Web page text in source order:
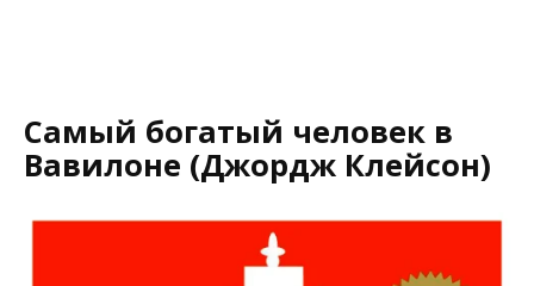
Самый богатый человек в
Вавилоне (Джордж Клейсон)